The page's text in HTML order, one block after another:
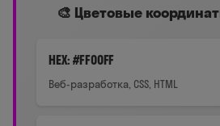
🎨 Цветовые
HEX: #FF00FF
Веб-разработка, CSS, HTML